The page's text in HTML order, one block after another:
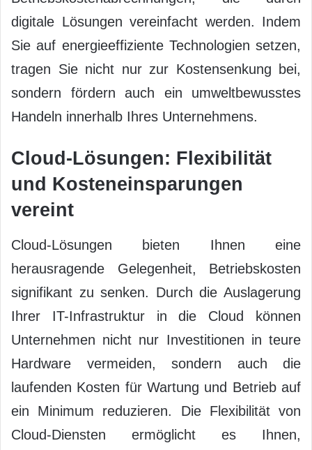
digitale Lösungen vereinfacht werden. Indem
Sie auf energieeffiziente Technologien setzen,
tragen Sie nicht nur zur Kostensenkung bei,
sondern fördern auch ein umweltbewusstes
Handeln innerhalb Ihres Unternehmens.
Cloud-Lösungen: Flexibilität
und Kosteneinsparungen
vereint
Cloud-Lösungen bieten Ihnen eine
herausragende Gelegenheit, Betriebskosten
signifikant zu senken. Durch die Auslagerung
Ihrer IT-Infrastruktur in die Cloud können
Unternehmen nicht nur Investitionen in teure
Hardware vermeiden, sondern auch die
laufenden Kosten für Wartung und Betrieb auf
ein Minimum reduzieren. Die Flexibilität von
Cloud-Diensten ermöglicht es Ihnen,